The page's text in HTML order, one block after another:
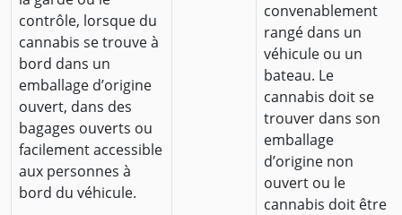
convenablement
rangé dans un
véhicule ou un
bateau. Le
cannabis doit se
trouver dans son
emballage
d’origine non
ouvert ou le
cannabis doit être
contrôle, lorsque du
cannabis se trouve à
bord dans un
emballage d’origine
ouvert, dans des
bagages ouverts ou
facilement accessible
aux personnes à
bord du véhicule.